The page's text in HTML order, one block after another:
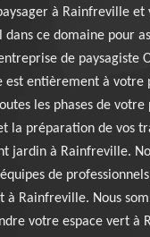
à Rainfreville et
dans ce domaine pour
de paysagiste
est entièrement à votre
les phases de
la préparation de vos
jardin à Rainfreville.
de
à Rainfreville. Nous
votre espace vert à